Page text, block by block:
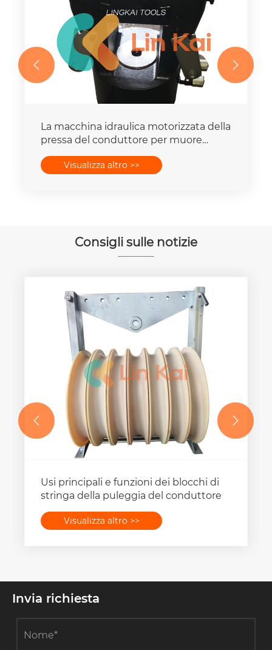
La macchina idraulica motorizzata della
pressa del conduttore per muore
400mm2 degli insiemi 25T-300T
Visualizza altro >>
 
Consigli sulle notizie
Usi principali e funzioni dei blocchi di
stringa della puleggia del conduttore
Visualizza altro >>
 
Invia richiesta